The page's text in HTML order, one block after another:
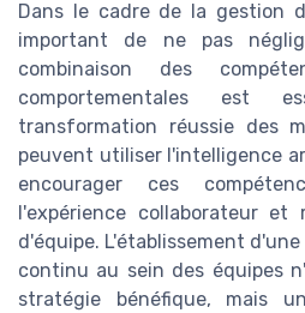
Dans le cadre de la gestion
important de ne pas
combinaison des
comportementales est
transformation réussie des
peuvent utiliser l'intelligence
encourager ces
l'expérience collaborateur
d'équipe. L'établissement
continu au sein des équipes
stratégie bénéfique, mais